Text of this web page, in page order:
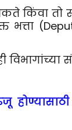
किंवा तो
भत्ता